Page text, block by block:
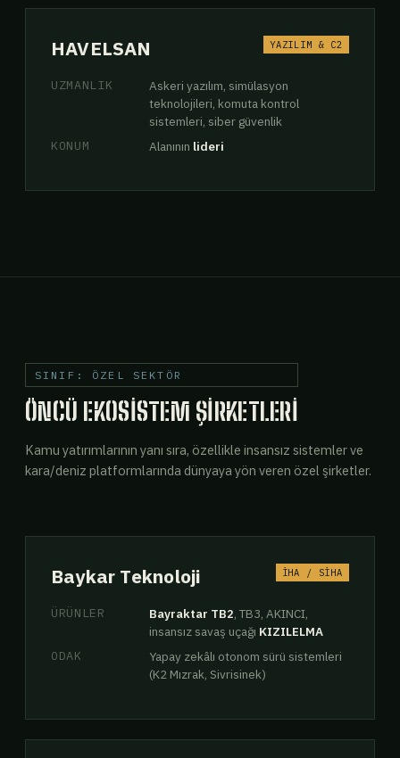
HAVELSAN YAZILIM & C2
UZMANLIK
Askeri yazılım, simülasyon
teknolojileri, komuta kontrol
sistemleri, siber güvenlik
KONUM
Alanının lideri
SINIF: ÖZEL SEKTÖR
ÖNCÜ EKOSISTEM ŞIRKETLERI
Kamu yatırımlarının yanı sıra, özellikle insansız sistemler ve
kara/deniz platformlarında dünyaya yön veren özel şirketler.
Baykar Teknoloji İHA / SİHA
ÜRÜNLER Bayraktar TB2, TB3, AKINCI,
insansız savaş uçağı KIZILELMA
ODAK
Yapay zekâlı otonom sürü sistemleri
(K2 Mızrak, Sivrisinek)